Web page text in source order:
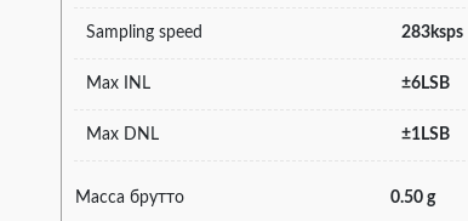
Sampling speed 283ksps
Max INL ±6LSB
Max DNL ±1LSB
Масса брутто 0.50 g